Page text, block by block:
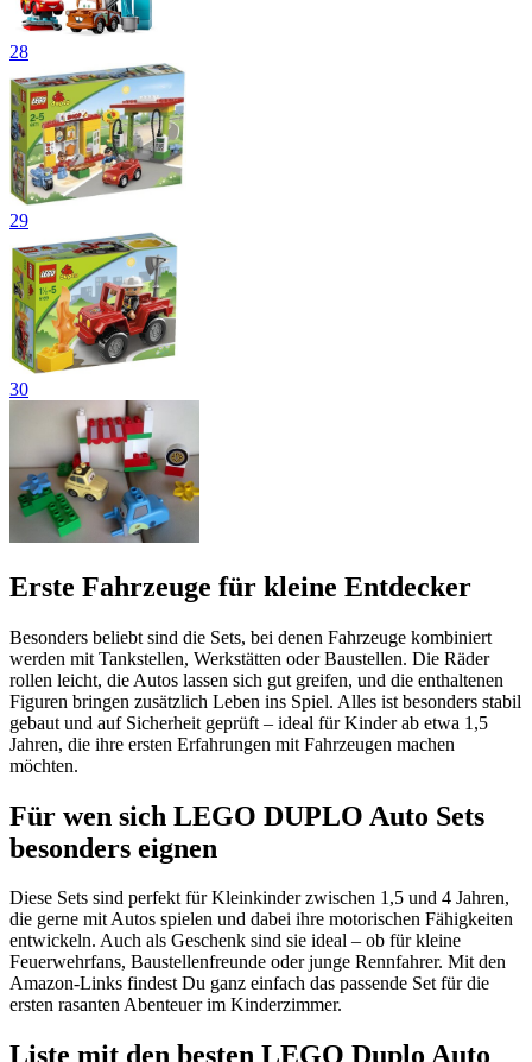
28
29
30
Erste Fahrzeuge für kleine Entdecker
Besonders beliebt sind die Sets, bei denen Fahrzeuge kombiniert
werden mit Tankstellen, Werkstätten oder Baustellen. Die Räder
rollen leicht, die Autos lassen sich gut greifen, und die enthaltenen
Figuren bringen zusätzlich Leben ins Spiel. Alles ist besonders stabil
gebaut und auf Sicherheit geprüft – ideal für Kinder ab etwa 1,5
Jahren, die ihre ersten Erfahrungen mit Fahrzeugen machen
möchten.
Für wen sich LEGO DUPLO Auto Sets
besonders eignen
Diese Sets sind perfekt für Kleinkinder zwischen 1,5 und 4 Jahren,
die gerne mit Autos spielen und dabei ihre motorischen Fähigkeiten
entwickeln. Auch als Geschenk sind sie ideal – ob für kleine
Feuerwehrfans, Baustellenfreunde oder junge Rennfahrer. Mit den
Amazon-Links findest Du ganz einfach das passende Set für die
ersten rasanten Abenteuer im Kinderzimmer.
Liste mit den besten LEGO Duplo Auto